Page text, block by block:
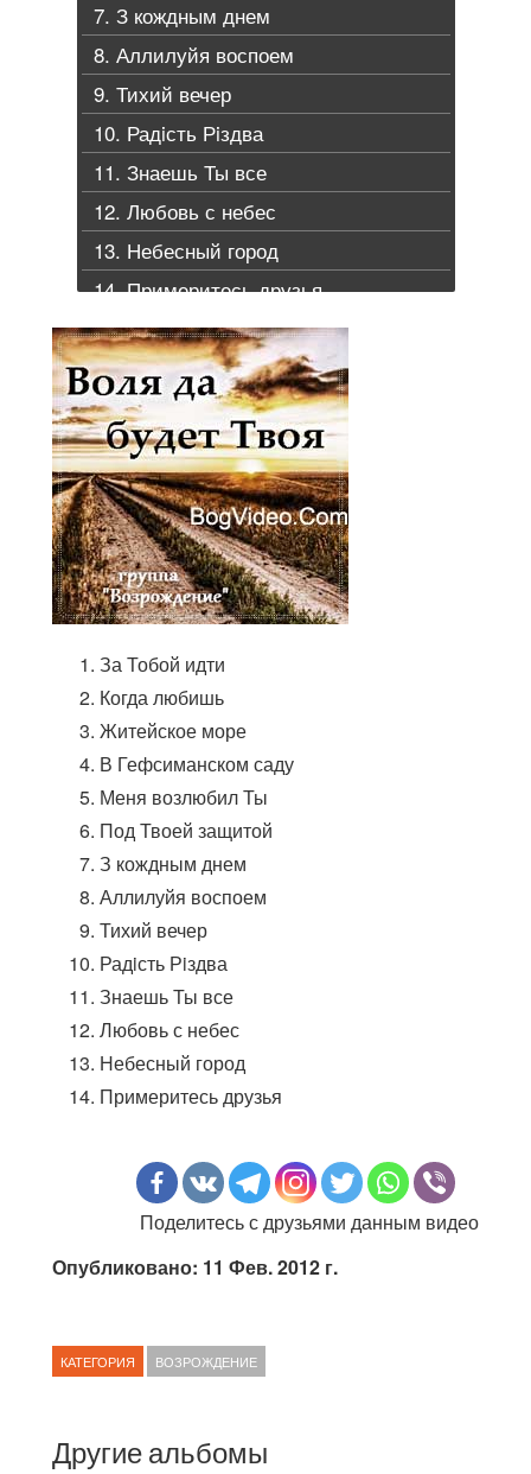
7. З кождным днем
8. Аллилуйя воспоем
9. Тихий вечер
10. Радiсть Рiздва
11. Знаешь Ты все
12. Любовь с небес
13. Небесный город
14. Примеритесь друзья
За Тобой идти
Когда любишь
Житейское море
В Гефсиманском саду
Меня возлюбил Ты
Под Твоей защитой
З кождным днем
Аллилуйя воспоем
Тихий вечер
Радiсть Рiздва
Знаешь Ты все
Любовь с небес
Небесный город
Примеритесь друзья
Поделитесь с друзьями данным видео
Опубликовано: 11 Фев. 2012 г.
КАТЕГОРИЯ ВОЗРОЖДЕНИЕ
Другие альбомы